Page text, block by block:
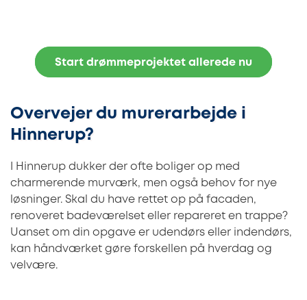
Start drømmeprojektet allerede nu
Overvejer du murerarbejde i
Hinnerup?
I Hinnerup dukker der ofte boliger op med
charmerende murværk, men også behov for nye
løsninger. Skal du have rettet op på facaden,
renoveret badeværelset eller repareret en trappe?
Uanset om din opgave er udendørs eller indendørs,
kan håndværket gøre forskellen på hverdag og
velvære.